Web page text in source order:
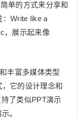
单的方式来分享和
：Write like a
，展示起来像
丰富多媒体类型
，它的设计理念和
了类似PPT演示
。